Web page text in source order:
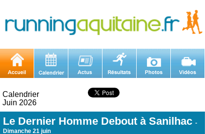
Calendrier
Juin 2026
Le Dernier Homme Debout à Sanilhac -
Dimanche 21 juin